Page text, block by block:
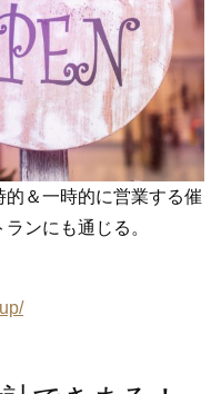
＆一時的に営業する催
ンにも通じる。